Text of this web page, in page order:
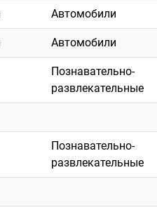
Автомобили
Автомобили
Познавательно-
развлекательные
Познавательно-
развлекательные